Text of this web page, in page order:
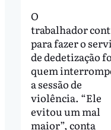
O
trabalhador
para fazer o
de dedetização
quem
a sessão de
violência. “Ele
evitou um mal
maior”, conta